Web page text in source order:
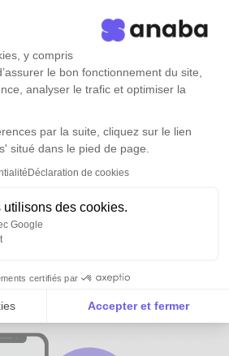
y compris
le bon fonctionnement du site,
analyser le trafic et optimiser la
par la suite, cliquez sur le lien
situé dans le pied de page.
Déclaration de cookies
des cookies.
Google
certifiés par
Accepter et fermer
du Consentement :
partout